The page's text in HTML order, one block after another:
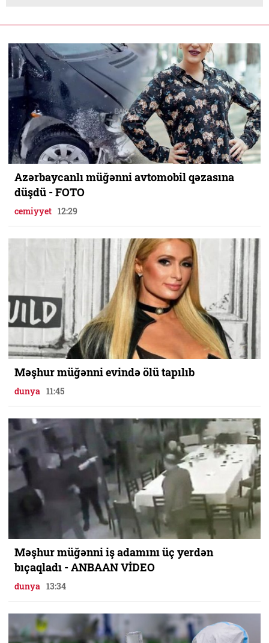
Azərbaycanlı müğənni avtomobil qəzasına
düşdü - FOTO
cemiyyet 12:29
Məşhur müğənni evində ölü tapılıb
dunya 11:45
Məşhur müğənni iş adamını üç yerdən
bıçaqladı - ANBAAN VİDEO
dunya 13:34